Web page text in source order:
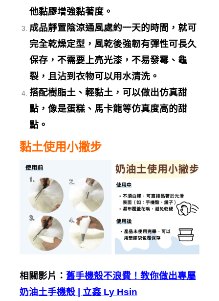
他黏膠增強黏著度。
成品靜置陰涼通風處約一天的時間，就可
完全乾燥定型，風乾後強韌有彈性可長久
保存，不需要上亮光漆，不易發霉、龜
裂，且沾到衣物可以用水清洗。
搭配樹脂土、輕黏土，可以做出仿真甜
點，像是蛋糕、馬卡龍等仿真度高的甜
點。
黏土使用小撇步
相關影片： 舊手機殼不浪費！教你做出專屬
奶油土手機殼 | 立鑫 Ly Hsin